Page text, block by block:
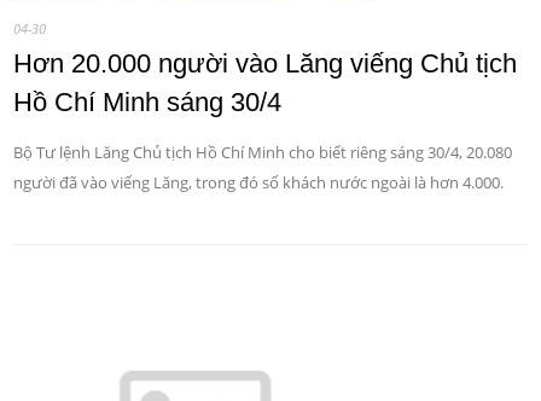
04-30
Hơn 20.000 người vào Lăng viếng Chủ tịch
Hồ Chí Minh sáng 30/4
Bộ Tư lệnh Lăng Chủ tịch Hồ Chí Minh cho biết riêng sáng 30/4, 20.080
người đã vào viếng Lăng, trong đó số khách nước ngoài là hơn 4.000.